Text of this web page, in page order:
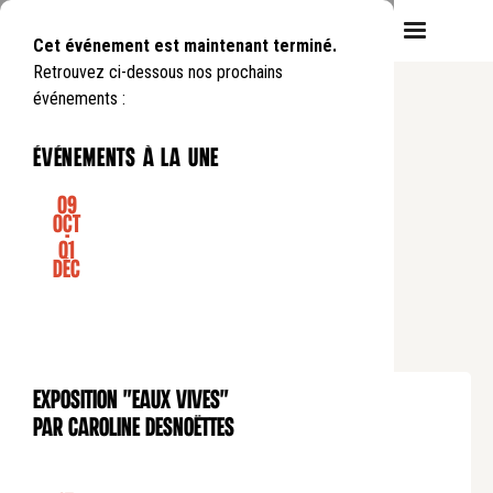
Cet événement est maintenant terminé.
Retrouvez ci-dessous nos prochains
événements :
événements à la une
EXPOSITION
09
Oct
-
01
Déc
Exposition "Eaux Vives"
par Caroline Desnoëttes
CINÉMA Festival L'Invisible
Dimanche22
.
03 de16:30 à18:45
Tarif plein : 8€